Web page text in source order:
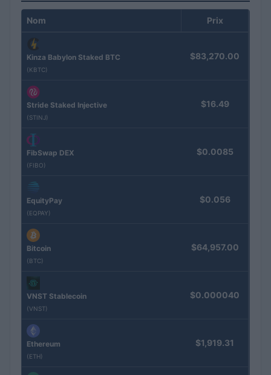
Nom Prix
Kinza Babylon Staked BTC
(KBTC)
$83,270.00
Stride Staked Injective
(STINJ)
$16.49
FibSwap DEX
(FIBO)
$0.0085
EquityPay
(EQPAY)
$0.056
Bitcoin
(BTC)
$64,957.00
VNST Stablecoin
(VNST)
$0.000040
Ethereum
(ETH)
$1,919.31